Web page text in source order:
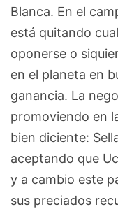
Blanca. En el
está quitando
oponerse o
en el planeta en
ganancia. La
promoviendo en
bien diciente:
aceptando que
y a cambio este
sus preciados